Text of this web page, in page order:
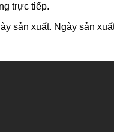
trực tiếp.
sản xuất. Ngày sản